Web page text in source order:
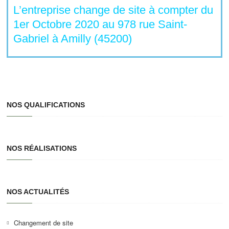
L’entreprise change de site à compter du
1er Octobre 2020 au 978 rue Saint-
Gabriel à Amilly (45200)
NOS QUALIFICATIONS
NOS RÉALISATIONS
NOS ACTUALITÉS
Changement de site